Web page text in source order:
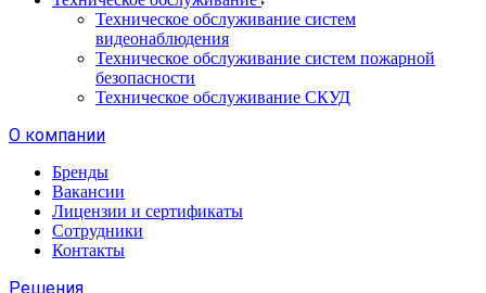
Техническое обслуживание систем
видеонаблюдения
Техническое обслуживание систем пожарной
безопасности
Техническое обслуживание СКУД
О компании
Бренды
Вакансии
Лицензии и сертификаты
Сотрудники
Контакты
Решения